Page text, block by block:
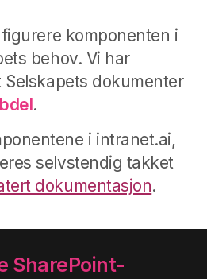
komponenten i
behov. Vi har
dokumenter
.
i intranet.ai,
selvstendig takket
dokumentasjon.
SharePoint-